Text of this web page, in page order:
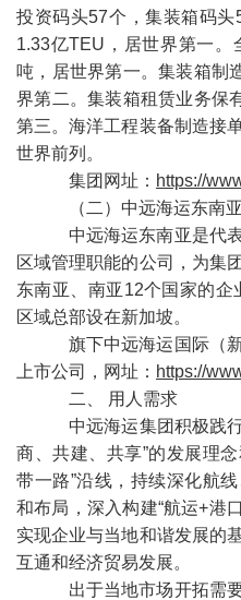
投资码头57个，集装箱码头
1.33亿TEU，居世界第一
吨，居世界第一。集装箱制
界第二。集装箱租赁业务保
第三。海洋工程装备制造接
世界前列。
集团网址： https://
（二）中远海运东南亚
中远海运东南亚是代
区域管理职能的公司，为集
东南亚、南亚12个国家的企
区域总部设在新加坡。
旗下中远海运国际（
上市公司，网址： https://
二、 用人需求
中远海运集团积极践
商、共建、共享”的发展理
带一路”沿线，持续深化航
和布局，深入构建“航运+港
实现企业与当地和谐发展的
互通和经济贸易发展。
出于当地市场开拓需